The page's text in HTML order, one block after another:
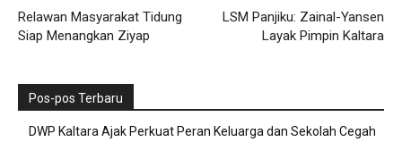
Relawan Masyarakat Tidung
Siap Menangkan Ziyap
LSM Panjiku: Zainal-Yansen
Layak Pimpin Kaltara
Pos-pos Terbaru
DWP Kaltara Ajak Perkuat Peran Keluarga dan Sekolah Cegah